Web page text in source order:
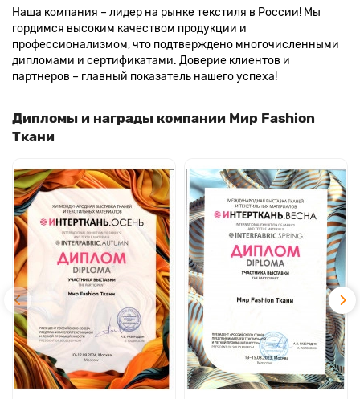
Наша компания – лидер на рынке текстиля в России! Мы
гордимся высоким качеством продукции и
профессионализмом, что подтверждено многочисленными
дипломами и сертификатами. Доверие клиентов и
партнеров – главный показатель нашего успеха!
Дипломы и награды компании Мир Fashion
Ткани